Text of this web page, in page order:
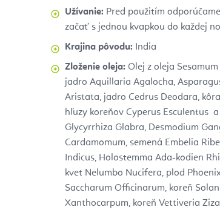
Užívanie: Pred použitím
začať s jednou kvapkou do každej
Krajina pôvodu: India
Zloženie oleja: Olej z oleja
jadro Aquillaria Agalocha,
Aristata, jadro Cedrus Deodara,
hľuzy koreňov Cyperus Esculentus
Glycyrrhiza Glabra, Desmodium
Cardamomum, semená Embelia
Indicus, Holostemma Ada-kodien
kvet Nelumbo Nucifera, plod
Saccharum Officinarum, koreň
Xanthocarpum, koreň Vettiveria